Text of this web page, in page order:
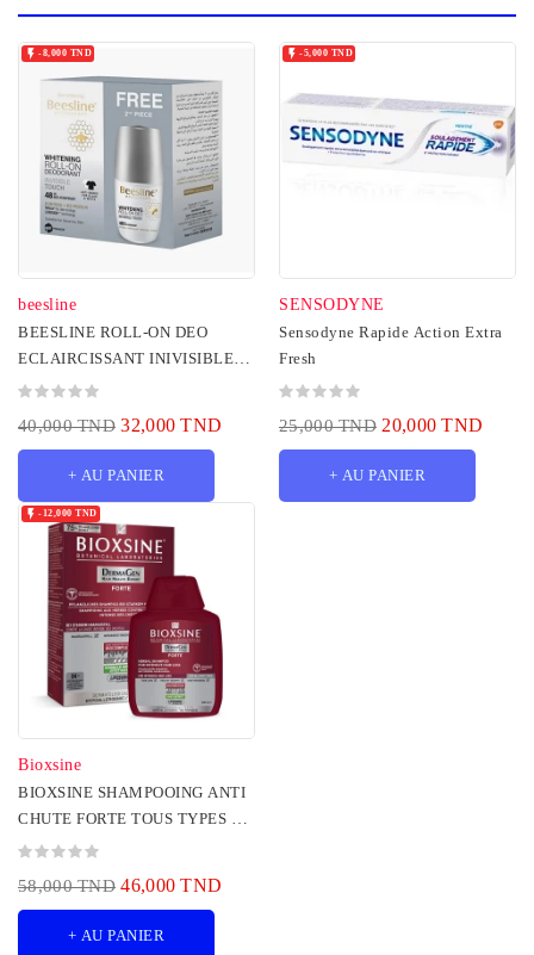
 -8,000 TND
beesline
BEESLINE ROLL-ON DEO
ECLAIRCISSANT INIVISIBLE
TOUCH 4 EN 1 50ML1+1
40,000 TND 32,000 TND
+ AU PANIER
 -5,000 TND
SENSODYNE
Sensodyne Rapide Action Extra
Fresh
25,000 TND 20,000 TND
+ AU PANIER
-12,000 TND
Bioxsine
BIOXSINE SHAMPOOING ANTI
CHUTE FORTE TOUS TYPES DE
CHEVEUX, 300ML
58,000 TND 46,000 TND
+ AU PANIER